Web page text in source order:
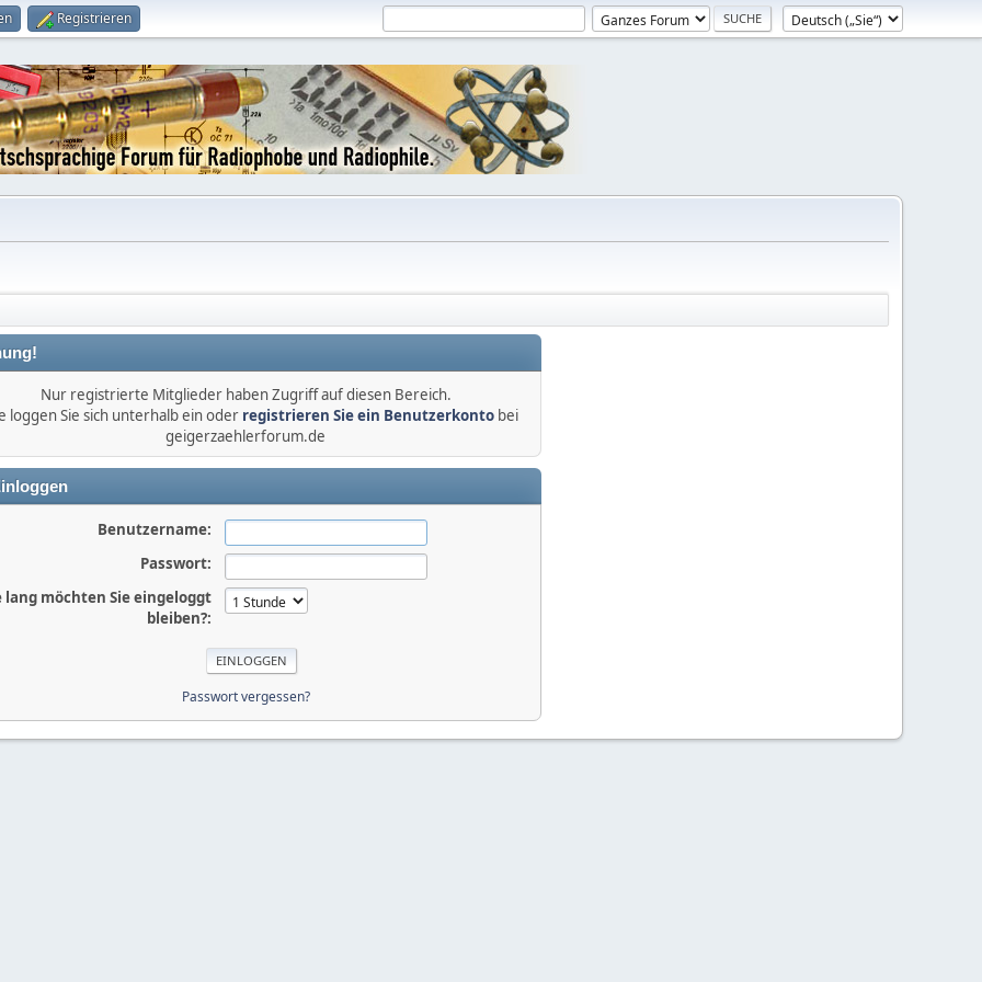
Registrieren
Nur registrierte Mitglieder haben Zugriff auf diesen Bereich.
loggen Sie sich unterhalb ein oder registrieren Sie ein Benutzerkontobei
geigerzaehlerforum.de
Benutzername:
Passwort:
lang möchten Sie eingeloggt
bleiben?:
Passwort vergessen?